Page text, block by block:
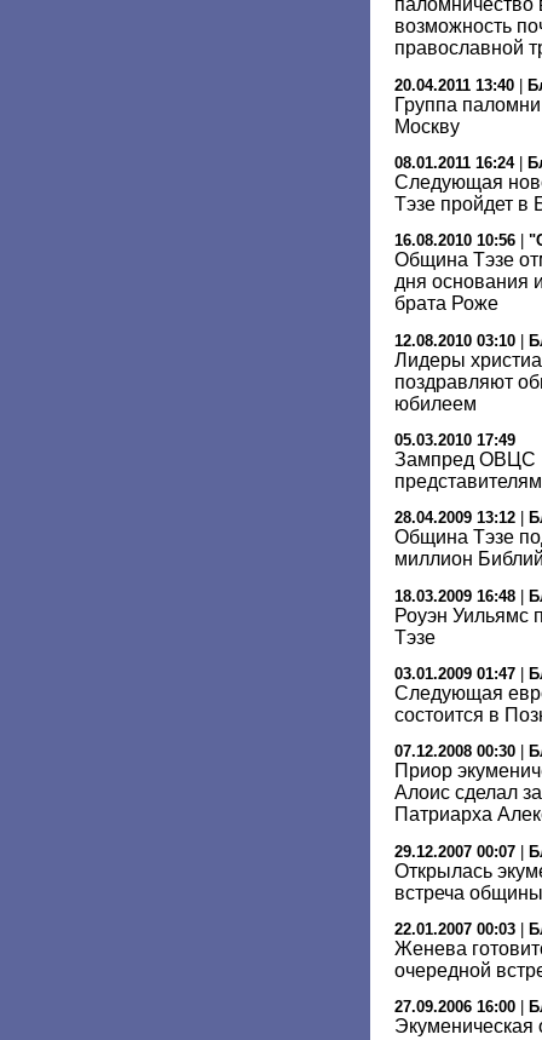
возможность
православной
20.04.2011 13:40
Группа
Москву
08.01.2011 16:24|
Следующая
Тэзе пройдет в
16.08.2010 10:56
Община Тэзе
дня основания
брата Роже
12.08.2010 03:10
Лидеры
поздравляют
юбилеем
05.03.2010 17:49
Зампред ОВЦС
28.04.2009 13:12
Община Тэзе
миллион
18.03.2009 16:48
Роуэн Уильямс
Тэзе
03.01.2009 01:47
Следующая
состоится в
07.12.2008 00:30
Приор
Алоис сделал
Патриарха
29.12.2007 00:07
Открылась
встреча
22.01.2007 00:03
Женева
очередной
27.09.2006 16:00
Экуменическая